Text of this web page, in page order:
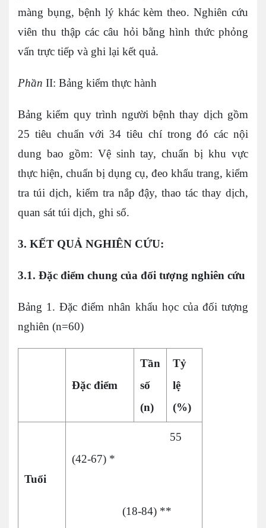
màng bụng, bệnh lý khác kèm theo. Nghiên cứu
viên thu thập các câu hỏi bằng hình thức phỏng
vấn trực tiếp và ghi lại kết quả.
Phần II: Bảng kiểm thực hành
Bảng kiểm quy trình người bệnh thay dịch gồm
25 tiêu chuẩn với 34 tiêu chí trong đó các nội
dung bao gồm: Vệ sinh tay, chuẩn bị khu vực
thực hiện, chuẩn bị dụng cụ, đeo khẩu trang, kiểm
tra túi dịch, kiểm tra nắp đậy, thao tác thay dịch,
quan sát túi dịch, ghi sổ.
3. KẾT QUẢ NGHIÊN CỨU:
3.1. Đặc điểm chung của đối tượng nghiên cứu
Bảng 1. Đặc điểm nhân khẩu học của đối tượng
nghiên (n=60)
Đặc điểm
Tần
số
(n)
Tỷ
lệ
(%)
Tuổi
55
(42-67) *
(18-84) **